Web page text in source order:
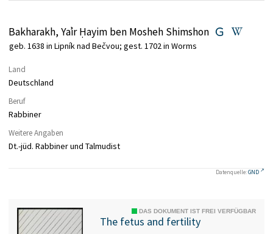
Bakharakh, Yaʾir Ḥayim ben Mosheh Shimshon
geb. 1638 in Lipník nad Bečvou; gest. 1702 in Worms
Land
Deutschland
Beruf
Rabbiner
Weitere Angaben
Dt.-jüd. Rabbiner und Talmudist
Datenquelle:GND
DAS DOKUMENT IST FREI VERFÜGBAR
The fetus and fertility